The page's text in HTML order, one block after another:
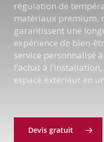
régulation de
matériaux premium,
garantissent une
expérience de bien-
service personnalisé
l’achat à
espace extérieur en
Devis gratuit